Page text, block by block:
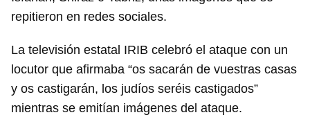
repitieron en redes sociales.
La televisión estatal IRIB celebró el ataque con un
locutor que afirmaba “os sacarán de vuestras casas
y os castigarán, los judíos seréis castigados”
mientras se emitían imágenes del ataque.